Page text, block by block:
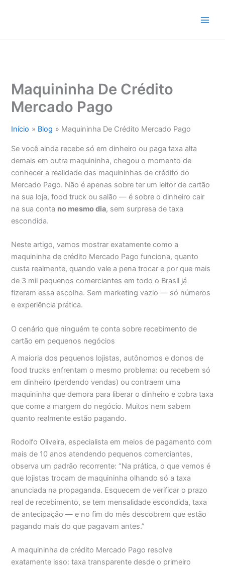
conteúdo
Maquininha De Crédito
Mercado Pago
Início Blog Maquininha De Crédito Mercado Pago
Se você ainda recebe só em dinheiro ou paga taxa alta
demais em outra maquininha, chegou o momento de
conhecer a realidade das maquininhas de crédito do
Mercado Pago. Não é apenas sobre ter um leitor de cartão
na sua loja, food truck ou salão — é sobre o dinheiro cair
na sua conta no mesmo dia, sem surpresa de taxa
escondida.
Neste artigo, vamos mostrar exatamente como a
maquininha de crédito Mercado Pago funciona, quanto
custa realmente, quando vale a pena trocar e por que mais
de 3 mil pequenos comerciantes em todo o Brasil já
fizeram essa escolha. Sem marketing vazio — só números
e experiência prática.
O cenário que ninguém te conta sobre recebimento de
cartão em pequenos negócios
A maioria dos pequenos lojistas, autônomos e donos de
food trucks enfrentam o mesmo problema: ou recebem só
em dinheiro (perdendo vendas) ou contraem uma
maquininha que demora para liberar o dinheiro e cobra taxa
que come a margem do negócio. Muitos nem sabem
quanto realmente estão pagando.
Rodolfo Oliveira, especialista em meios de pagamento com
mais de 10 anos atendendo pequenos comerciantes,
observa um padrão recorrente: “Na prática, o que vemos é
que lojistas trocam de maquininha olhando só a taxa
anunciada na propaganda. Esquecem de verificar o prazo
real de recebimento, se tem mensalidade escondida, taxa
de antecipação — e no fim do mês descobrem que estão
pagando mais do que pagavam antes.”
A maquininha de crédito Mercado Pago resolve
exatamente isso: taxa transparente desde o primeiro